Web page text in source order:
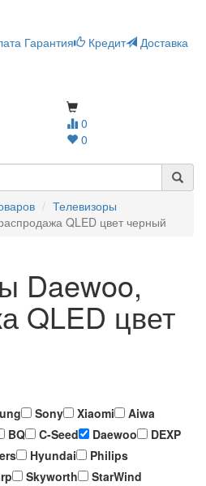
Гарантия Кредит
Доставка
0
0
Телевизоры
QLED цвет черный
Daewoo,
QLED цвет
Sony Xiaomi
Aiwa
BQ C-Seed Daewoo
DEXP
Hyundai
Philips
Skyworth
StarWind